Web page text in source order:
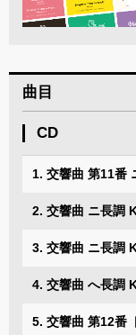
曲目
CD
1. 交響曲 第11番
2. 交響曲 ニ長調
3. 交響曲 ニ長調
4. 交響曲 へ長調
5. 交響曲 第12番